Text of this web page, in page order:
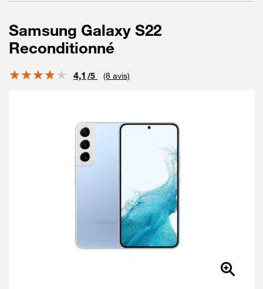
Samsung Galaxy S22
Reconditionné
Note
4,1 /5 (8 avis)